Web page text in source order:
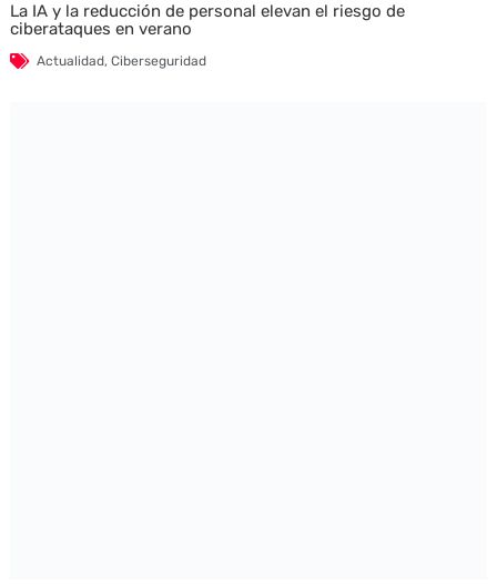
La IA y la reducción de personal elevan el riesgo de
ciberataques en verano
Actualidad, Ciberseguridad